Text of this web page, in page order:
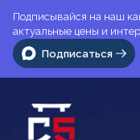
Подписывайся на наш
актуальные цены и
Подписаться